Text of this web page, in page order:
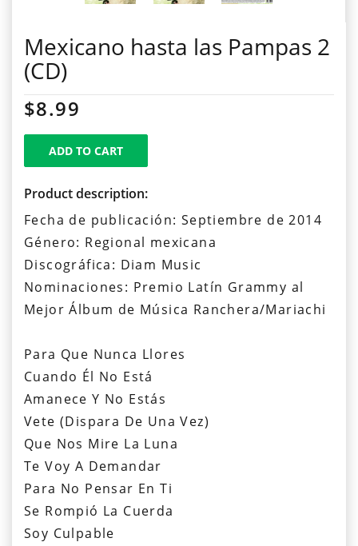
Mexicano hasta las Pampas 2
(CD)
$8.99
ADD TO CART
Product description:
Fecha de publicación: Septiembre de 2014
Género: Regional mexicana
Discográfica: Diam Music
Nominaciones: Premio Latín Grammy al
Mejor Álbum de Música Ranchera/Mariachi
Para Que Nunca Llores
Cuando Él No Está
Amanece Y No Estás
Vete (Dispara De Una Vez)
Que Nos Mire La Luna
Te Voy A Demandar
Para No Pensar En Ti
Se Rompió La Cuerda
Soy Culpable